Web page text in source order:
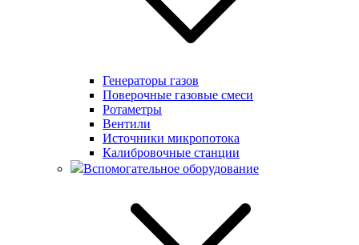
Генераторы газов
Поверочные газовые смеси
Ротаметры
Вентили
Источники микропотока
Калибровочные станции
Вспомогательное оборудование